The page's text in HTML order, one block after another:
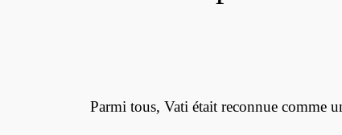
Parmi tous, Vati était reconnue comme